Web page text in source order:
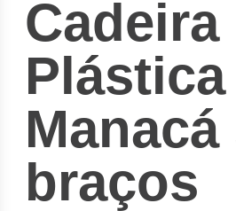
Cadeira
Plástica
Manacá
braços